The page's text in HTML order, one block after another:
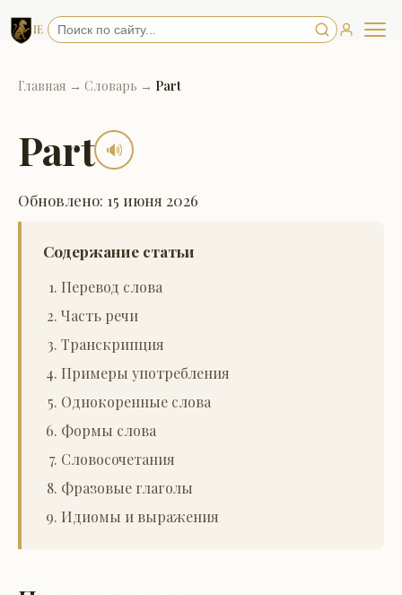
Главная → Словарь → Part
Part 🔊
Обновлено: 15 июня 2026
Содержание статьи
Перевод слова
Часть речи
Транскрипция
Примеры употребления
Однокоренные слова
Формы слова
Словосочетания
Фразовые глаголы
Идиомы и выражения